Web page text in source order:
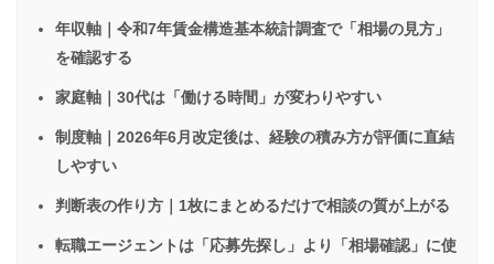
年収軸｜令和7年賃金構造基本統計調査で「相場の見方」
を確認する
家庭軸｜30代は「働ける時間」が変わりやすい
制度軸｜2026年6月改定後は、経験の積み方が評価に直結
しやすい
判断表の作り方｜1枚にまとめるだけで相談の質が上がる
転職エージェントは「応募先探し」より「相場確認」に使